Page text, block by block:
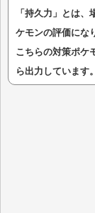
「持久力」とは
ケモンの評価にな
こちらの対策ポケ
ら出力しています。